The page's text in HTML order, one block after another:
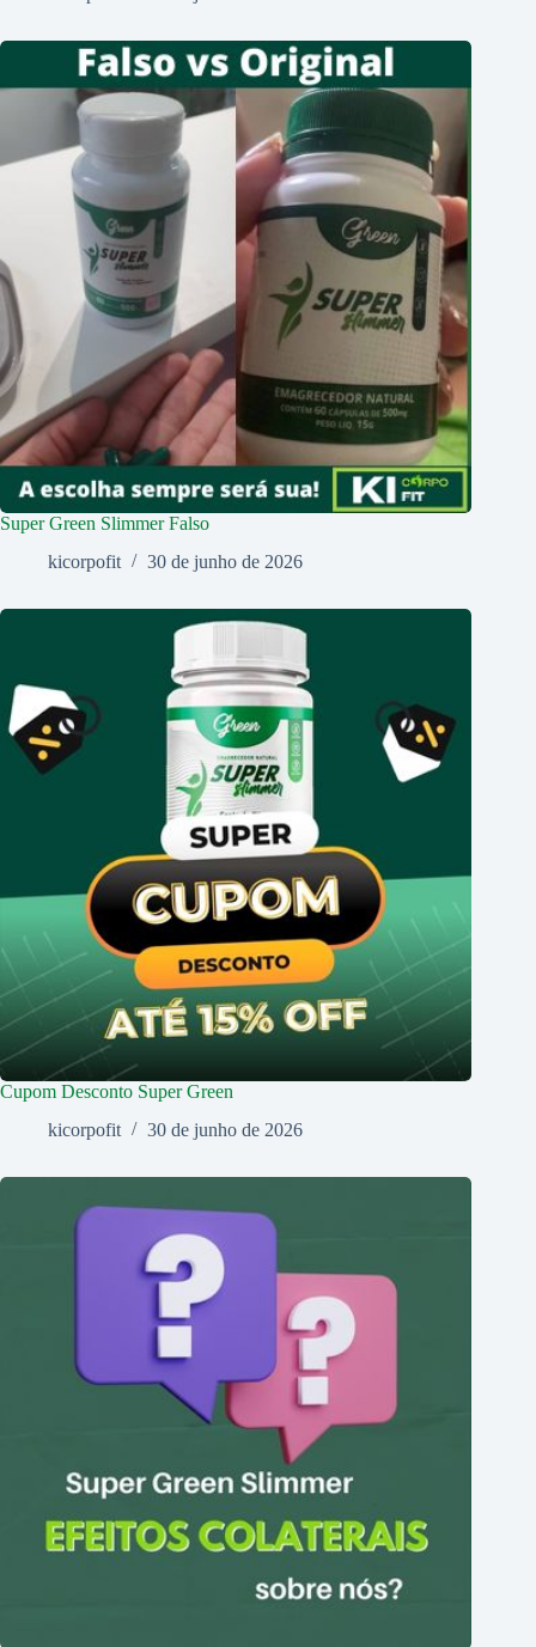
Super Green Slimmer Falso
kicorpofit
30 de junho de 2026
Cupom Desconto Super Green
kicorpofit
30 de junho de 2026